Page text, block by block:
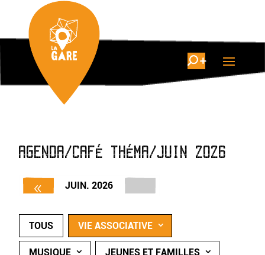
AGENDA/CAFÉ THÉMA/JUIN 2026
JUIN. 2026
TOUS VIE ASSOCIATIVE
MUSIQUE JEUNES ET FAMILLES